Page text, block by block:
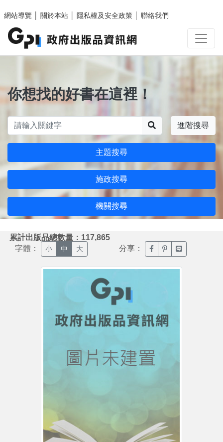
網站導覽
關於本站 隱私權及安全政策 聯絡我們
你想找的好書在這裡！
進階搜尋
主題搜尋
施政搜尋
機關搜尋
累計出版品總數量：117,865
字體： 小 中 大 分享： 臉書分享(另開新視窗)
噗浪分享(另開新
Line分享(另